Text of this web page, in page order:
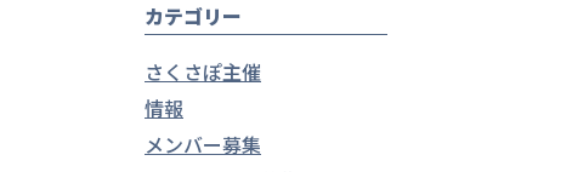
カテゴリー
さくさぽ主催
情報
メンバー募集